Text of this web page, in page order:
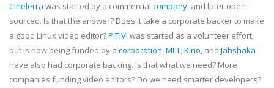
Cinelerra was started by a commercial company, and later open-
sourced. Is that the answer? Does it take a corporate backer to make
a good Linux video editor?PiTiVi was started as a volunteer effort,
but is now being funded by a corporation. MLT,Kino, and Jahshaka
have also had corporate backing. Is that what we need? More
companies funding video editors? Do we need smarter developers?